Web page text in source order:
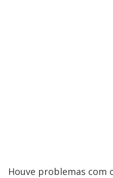
Houve problemas com